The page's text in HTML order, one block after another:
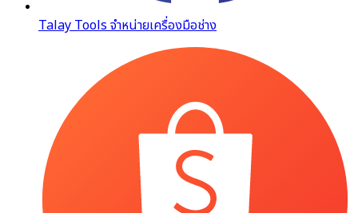
Talay Tools จำหน่ายเครื่องมือช่าง